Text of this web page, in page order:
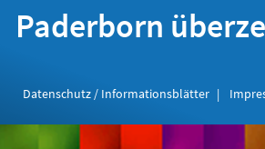
Paderborn
Datenschutz / Informationsblätter